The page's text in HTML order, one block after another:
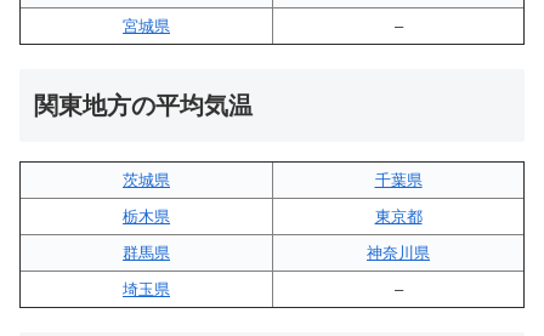
宮城県
–
関東地方の平均気温
茨城県
千葉県
栃木県
東京都
群馬県
神奈川県
埼玉県
–